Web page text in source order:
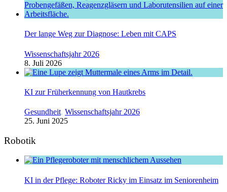
Der lange Weg zur Diagnose: Leben mit CAPS
Wissenschaftsjahr 2026
8. Juli 2026
KI zur Früherkennung von Hautkrebs
Gesundheit, Wissenschaftsjahr 2026
25. Juni 2025
Robotik
KI in der Pflege: Roboter Ricky im Einsatz im Seniorenheim